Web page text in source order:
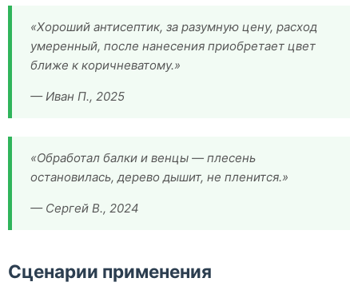
«Хороший антисептик, за разумную цену, расход
умеренный, после нанесения приобретает цвет
ближе к коричневатому.»
— Иван П., 2025
«Обработал балки и венцы — плесень
остановилась, дерево дышит, не пленится.»
— Сергей В., 2024
Сценарии применения